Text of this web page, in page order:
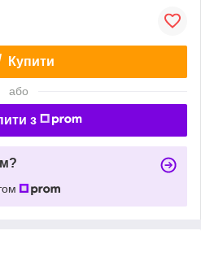
Купити
або
з